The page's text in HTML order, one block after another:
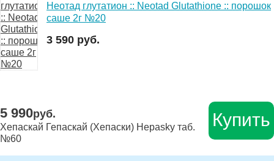
Неотад глутатион :: Neotad Glutathione :: порошок
саше 2г №20
3 590 руб.
5 990руб.
Хепаскай Гепаскай (Хепаски) Hepasky таб.
№60
Купить